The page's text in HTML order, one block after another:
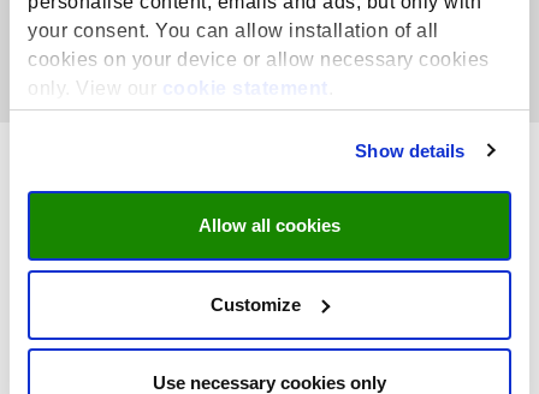
your consent. You can allow installation of all
cookies on your device or allow necessary cookies
only. View our
cookie statement
Show details
Allow all cookies
Customize
Use necessary cookies only
Lees meer
Schrijf je in voor deze cursus
Inschrijven